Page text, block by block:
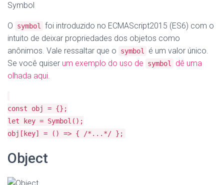
Symbol
O symbol
foi introduzido no ECMAScript2015 (ES6) com o
intuito de deixar propriedades dos objetos como
anônimos. Vale ressaltar que o
symbol
é um valor único.
Se você quiser um exemplo do uso de symbol
dê uma
olhada aqui.
const obj = {};
let key = Symbol();
obj[key] = () => { /*...*/ };
Object